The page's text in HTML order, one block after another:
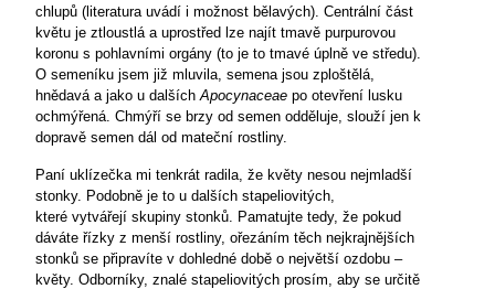
chlupů (literatura uvádí i možnost bělavých). Centrální část
květu je ztloustlá a uprostřed lze najít tmavě purpurovou
koronu s pohlavními orgány (to je to tmavé úplně ve středu).
O semeníku jsem již mluvila, semena jsou zploštělá,
hnědavá a jako u dalších Apocynaceae po otevření lusku
ochmýřená. Chmýří se brzy od semen odděluje, slouží jen k
dopravě semen dál od mateční rostliny.
Paní uklízečka mi tenkrát radila, že květy nesou nejmladší
stonky. Podobně je to u dalších stapeliovitých,
které vytvářejí skupiny stonků. Pamatujte tedy, že pokud
dáváte řízky z menší rostliny, ořezáním těch nejkrajnějších
stonků se připravíte v dohledné době o největší ozdobu –
květy. Odborníky, znalé stapeliovitých prosím, aby se určitě